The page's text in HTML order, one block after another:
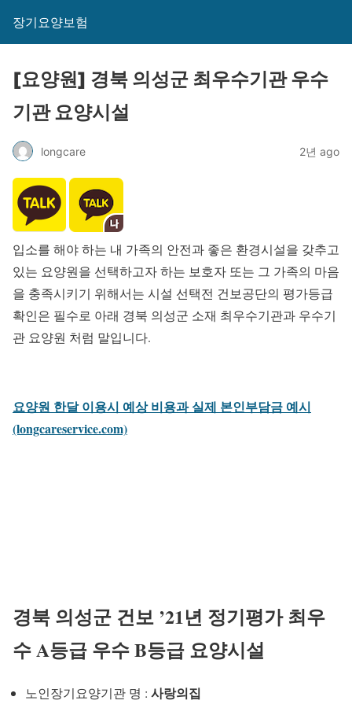
장기요양보험
[요양원] 경북 의성군 최우수기관 우수
기관 요양시설
longcare 2년 ago
입소를 해야 하는 내 가족의 안전과 좋은 환경시설을 갖추고
있는 요양원을 선택하고자 하는 보호자 또는 그 가족의 마음
을 충족시키기 위해서는 시설 선택전 건보공단의 평가등급
확인은 필수로 아래 경북 의성군 소재 최우수기관과 우수기
관 요양원 처럼 말입니다.
요양원 한달 이용시 예상 비용과 실제 본인부담금 예시
(longcareservice.com)
경북 의성군 건보 ’21년 정기평가 최우
수 A등급 우수 B등급 요양시설
노인장기요양기관 명 : 사랑의집